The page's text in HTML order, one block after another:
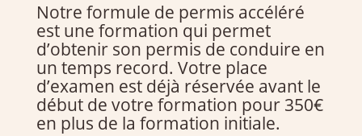
Notre formule de permis accéléré
est une formation qui permet
d’obtenir son permis de conduire en
un temps record. Votre place
d’examen est déjà réservée avant le
début de votre formation pour 350€
en plus de la formation initiale.